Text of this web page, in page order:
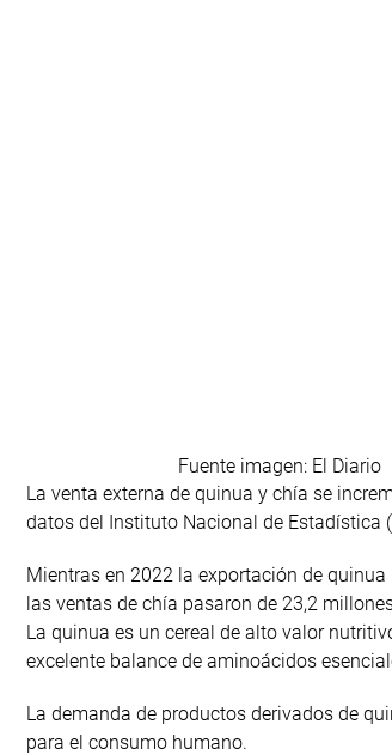
Fuente imagen: El Diario
La venta externa de quinua y chía se
datos del Instituto Nacional de Estadística
Mientras en 2022 la exportación de
las ventas de chía pasaron de 23,2
La quinua es un cereal de alto valor
excelente balance de aminoácidos
La demanda de productos derivados de
para el consumo humano.